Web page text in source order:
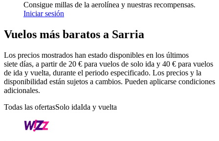
Consigue millas de la aerolínea y nuestras recompensas.
Iniciar sesión
Vuelos más baratos a Sarria
Los precios mostrados han estado disponibles en los últimos
siete días, a partir de 20 € para vuelos de solo ida y 40 € para vuelos
de ida y vuelta, durante el periodo especificado. Los precios y la
disponibilidad están sujetos a cambios. Pueden aplicarse condiciones
adicionales.
Todas las ofertasSolo idaIda y vuelta